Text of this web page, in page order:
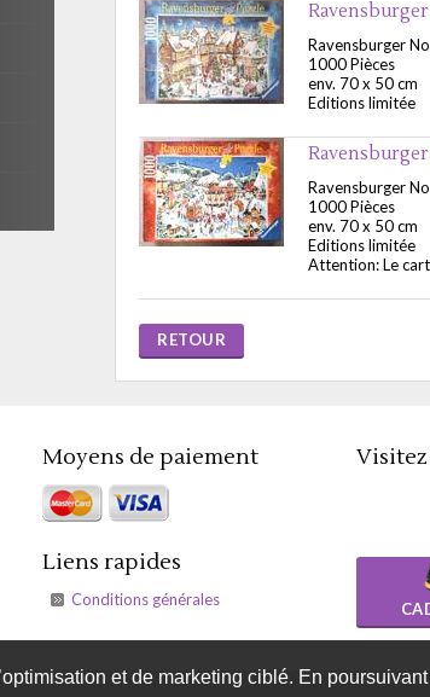
Ravensburger
1000 Pièces
env. 70 x 50 cm
Editions limitée
Ravensburger
1000 Pièces
env. 70 x 50 cm
Editions limitée
Attention: Le
RETOUR
Moyens de paiement
Liens rapides
Conditions générales
Visitez
et de marketing ciblé. En